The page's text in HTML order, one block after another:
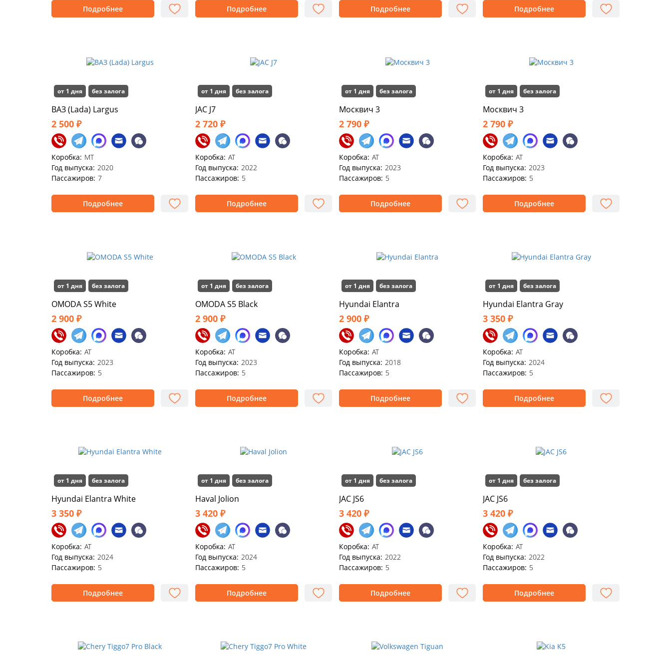
Подробнее Подробнее Подробнее Подробнее
от 1 дня без залога
ВАЗ (Lada) Largus
2 500 ₽
Коробка: MT
Год выпуска: 2020
Пассажиров: 7
Подробнее
от 1 дня без залога
JAC J7
2 720 ₽
Коробка: АТ
Год выпуска: 2022
Пассажиров: 5
Подробнее
от 1 дня без залога
Моcквич 3
2 790 ₽
Коробка: АТ
Год выпуска: 2023
Пассажиров: 5
Подробнее
от 1 дня без залога
Москвич 3
2 790 ₽
Коробка: АТ
Год выпуска: 2023
Пассажиров: 5
Подробнее
от 1 дня без залога
OMODA S5 White
2 900 ₽
Коробка: АТ
Год выпуска: 2023
Пассажиров: 5
Подробнее
от 1 дня без залога
OMODA S5 Black
2 900 ₽
Коробка: АТ
Год выпуска: 2023
Пассажиров: 5
Подробнее
от 1 дня без залога
Hyundai Elantra
2 900 ₽
Коробка: AT
Год выпуска: 2018
Пассажиров: 5
Подробнее
от 1 дня без залога
Hyundai Elаntra Gray
3 350 ₽
Коробка: AT
Год выпуска: 2024
Пассажиров: 5
Подробнее
от 1 дня без залога
Hyundai Elantra White
3 350 ₽
Коробка: AT
Год выпуска: 2024
Пассажиров: 5
Подробнее
от 1 дня без залога
Haval Jolion
3 420 ₽
Коробка: АТ
Год выпуска: 2024
Пассажиров: 5
Подробнее
от 1 дня без залога
JAC JS6
3 420 ₽
Коробка: АТ
Год выпуска: 2022
Пассажиров: 5
Подробнее
от 1 дня без залога
JАС JS6
3 420 ₽
Коробка: АТ
Год выпуска: 2022
Пассажиров: 5
Подробнее